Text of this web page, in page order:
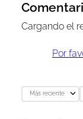
Cargando el
Por
Más reciente